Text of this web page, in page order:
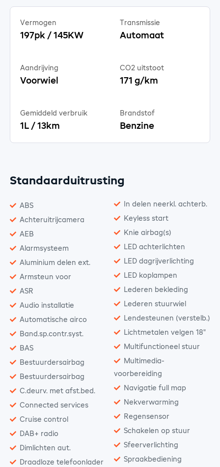
Vermogen
197pk / 145KW
Transmissie
Automaat
Aandrijving
Voorwiel
CO2 uitstoot
171 g/km
Gemiddeld verbruik
1L / 13km
Brandstof
Benzine
Standaarduitrusting
ABS
Achteruitrijcamera
AEB
Alarmsysteem
Aluminium delen ext.
Armsteun voor
ASR
Audio installatie
Automatische airco
Band.sp.contr.syst.
BAS
Bestuurdersairbag
Bestuurdersairbag
C.deurv. met afst.bed.
Connected services
Cruise control
DAB+ radio
Dimlichten aut.
Draadloze telefoonlader
In delen neerkl. achterb.
Keyless start
Knie airbag(s)
LED achterlichten
LED dagrijverlichting
LED koplampen
Lederen bekleding
Lederen stuurwiel
Lendesteunen (verstelb.)
Lichtmetalen velgen 18"
Multifunctioneel stuur
Multimedia-
voorbereiding
Navigatie full map
Nekverwarming
Regensensor
Schakelen op stuur
Sfeerverlichting
Spraakbediening